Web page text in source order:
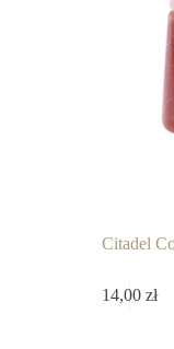
Citadel
14,00zł